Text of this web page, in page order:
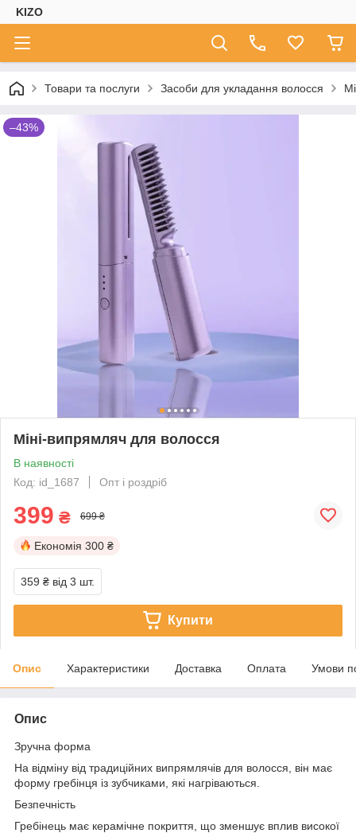
KIZO
Товари та послуги Засоби для укладання волосся
–43%
Міні-випрямляч для волосся
В наявності
Код: id_1687
Опт і роздріб
399 ₴ 699 ₴
Економія 300 ₴
359 ₴ від 3 шт.
Купити
Опис Характеристики Доставка Оплата Умови
Опис
Зручна форма
На відміну від традиційних випрямлячів для волосся, він має
форму гребінця із зубчиками, які нагріваються.
Безпечність
Гребінець має керамічне покриття, що зменшує вплив високої